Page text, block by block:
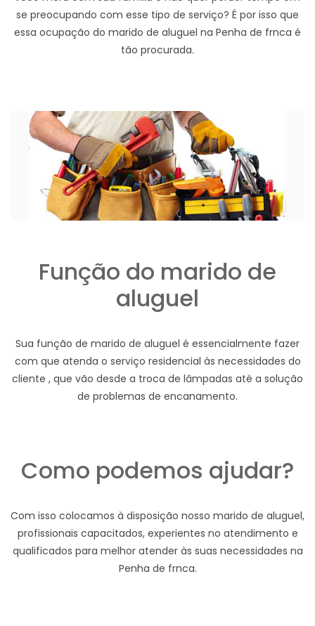
se preocupando com esse tipo de serviço? É por isso que
essa ocupação do marido de aluguel na Penha de frnca é
tão procurada.
Função do marido de
aluguel
Sua função de marido de aluguel é essencialmente fazer
com que atenda o serviço residencial às necessidades do
cliente , que vão desde a troca de lâmpadas até a solução
de problemas de encanamento.
Como podemos ajudar?
Com isso colocamos à disposição nosso marido de aluguel,
profissionais capacitados, experientes no atendimento e
qualificados para melhor atender às suas necessidades na
Penha de frnca.